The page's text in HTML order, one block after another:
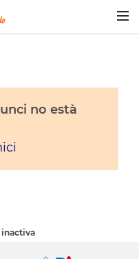
no està